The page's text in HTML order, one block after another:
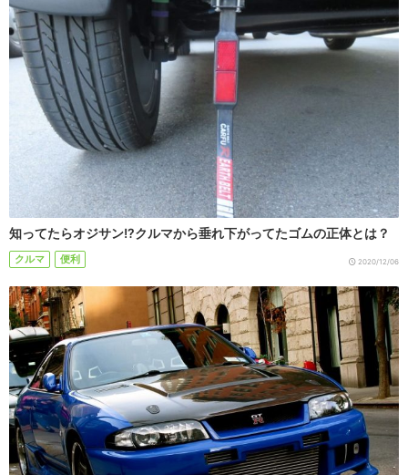
知ってたらオジサン!?クルマから垂れ下がってたゴムの正体とは？
クルマ 便利 2020/12/06